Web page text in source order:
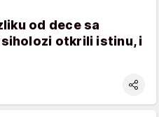
od dece sa
otkrili istinu, i